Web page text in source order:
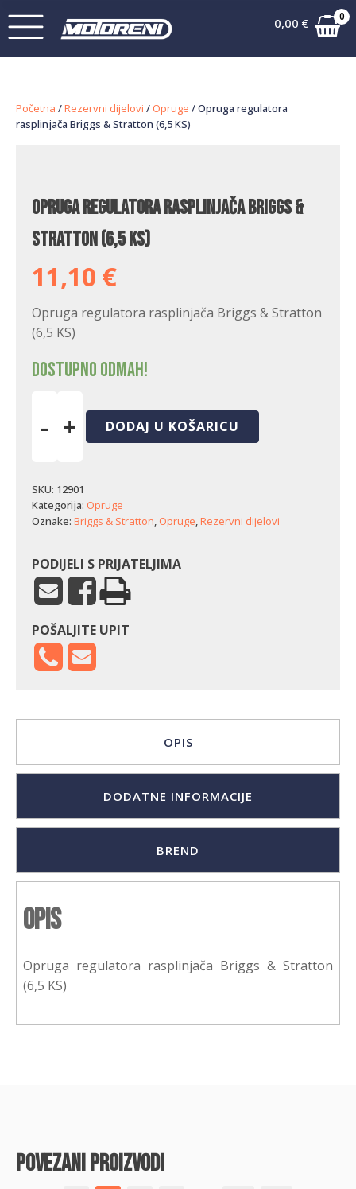
0,00 € 0
Početna /Rezervni dijelovi / Opruge / Opruga regulatora
rasplinjača Briggs & Stratton (6,5 KS)
Opruga regulatora rasplinjača Briggs &
Stratton (6,5 KS)
11,10 €
Opruga regulatora rasplinjača Briggs & Stratton
(6,5 KS)
Dostupno odmah!
-
Briggs
&
Stratton
količina
+ DODAJ U KOŠARICU
SKU: 12901
Kategorija: Opruge
Oznake: Briggs & Stratton, Opruge,Rezervni dijelovi
PODIJELI S PRIJATELJIMA
POŠALJITE UPIT
OPIS
DODATNE INFORMACIJE
BREND
Opis
Opruga regulatora rasplinjača Briggs & Stratton
(6,5 KS)
povezani proizvodi